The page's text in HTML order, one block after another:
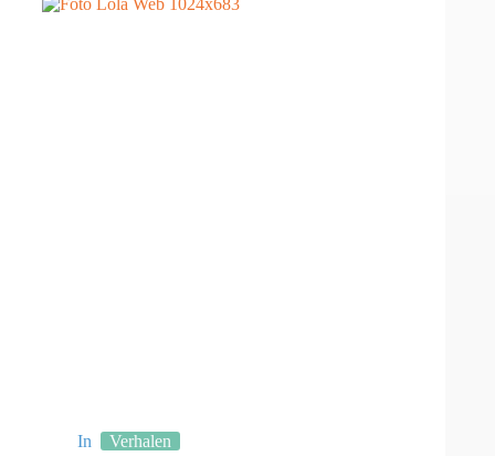
In Verhalen